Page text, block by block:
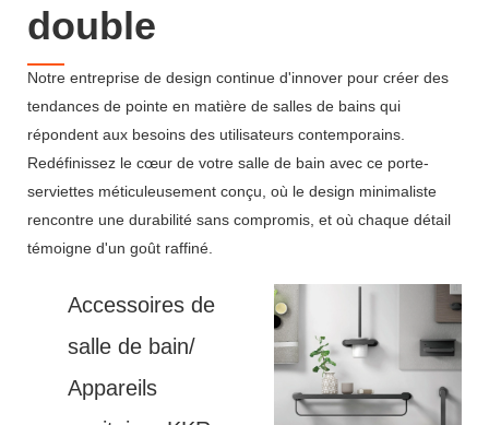
double
Notre entreprise de design continue d'innover pour créer des
tendances de pointe en matière de salles de bains qui
répondent aux besoins des utilisateurs contemporains.
Redéfinissez le cœur de votre salle de bain avec ce porte-
serviettes méticuleusement conçu, où le design minimaliste
rencontre une durabilité sans compromis, et où chaque détail
témoigne d'un goût raffiné.
Accessoires de
salle de bain/
Appareils